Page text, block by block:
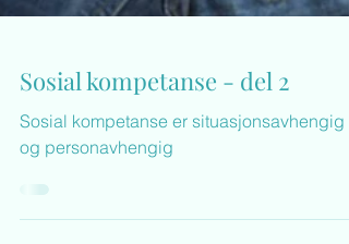
Sosial kompetanse - del 2